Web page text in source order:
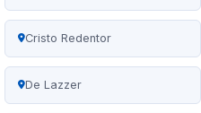
Cristo Redentor
De Lazzer